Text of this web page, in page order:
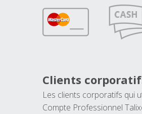
Clients
Les clients corporatifs qui
Compte Professionnel